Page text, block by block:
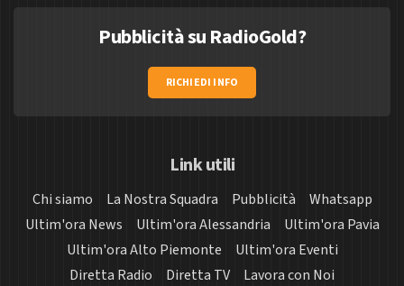
Pubblicità su RadioGold?
RICHIEDI INFO
Link utili
Chi siamo La Nostra Squadra Pubblicità
Whatsapp
Ultim'ora News
Ultim'ora Alessandria
Ultim'ora Pavia
Ultim'ora Alto Piemonte
Ultim'ora Eventi
Diretta Radio
Diretta TV Lavora con Noi